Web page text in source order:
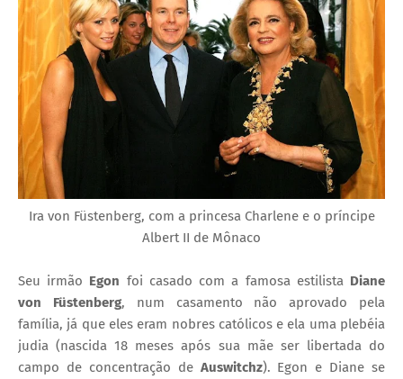
Ira von Füstenberg, com a princesa Charlene e o príncipe
Albert II de Mônaco
Seu irmão Egon foi casado com a famosa estilista Diane
von Füstenberg, num casamento não aprovado pela
família, já que eles eram nobres católicos e ela uma plebéia
judia (nascida 18 meses após sua mãe ser libertada do
campo de concentração de Auswitchz). Egon e Diane se